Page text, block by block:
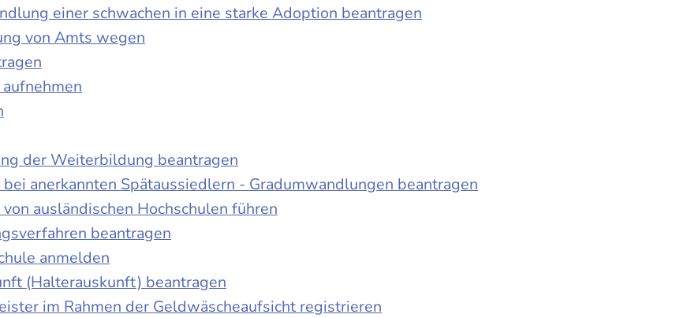
einer schwachen in eine starke Adoption beantragen
von Amts wegen
der Weiterbildung beantragen
anerkannten Spätaussiedlern - Gradumwandlungen beantragen
ausländischen Hochschulen führen
beantragen
anmelden
(Halterauskunft) beantragen
im Rahmen der Geldwäscheaufsicht registrieren